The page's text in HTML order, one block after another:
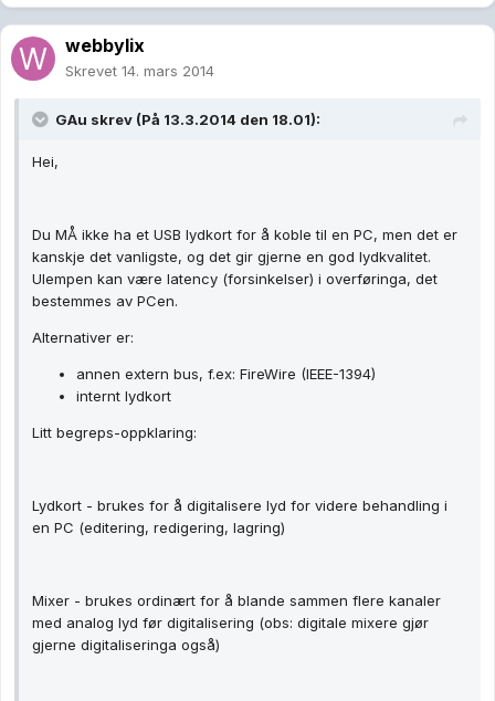
webbylix
Skrevet 14. mars 2014
GAu skrev (På 13.3.2014 den 18.01):
Hei,
Du MÅ ikke ha et USB lydkort for å koble til en PC, men det er
kanskje det vanligste, og det gir gjerne en god lydkvalitet.
Ulempen kan være latency (forsinkelser) i overføringa, det
bestemmes av PCen.
Alternativer er:
annen extern bus, f.ex: FireWire (IEEE-1394)
internt lydkort
Litt begreps-oppklaring:
Lydkort - brukes for å digitalisere lyd for videre behandling i
en PC (editering, redigering, lagring)
Mixer - brukes ordinært for å blande sammen flere kanaler
med analog lyd før digitalisering (obs: digitale mixere gjør
gjerne digitaliseringa også)